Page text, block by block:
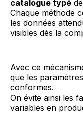
catalogue typé
Chaque méthode
les données
visibles dès la
Avec ce
que les
conformes.
On évite ainsi les
variables en